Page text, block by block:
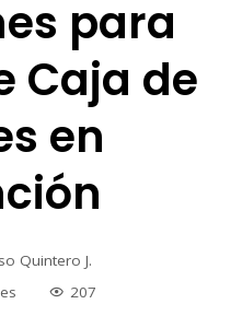
para
Caja de
en
Quintero J.
207